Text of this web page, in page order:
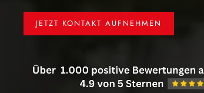
JETZT KONTAKT AUFNEHMEN